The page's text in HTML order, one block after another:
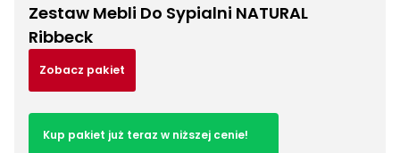
wraz z instrukcją obsługi do samodzielnego montażu.
Cechy charakterystyczne
Szerokość:
Wysokość: 51 cm
Zestaw Mebli Do Sypialni NATURAL
Ribbeck
Zobacz pakiet
Kup pakiet już teraz w niższej cenie!